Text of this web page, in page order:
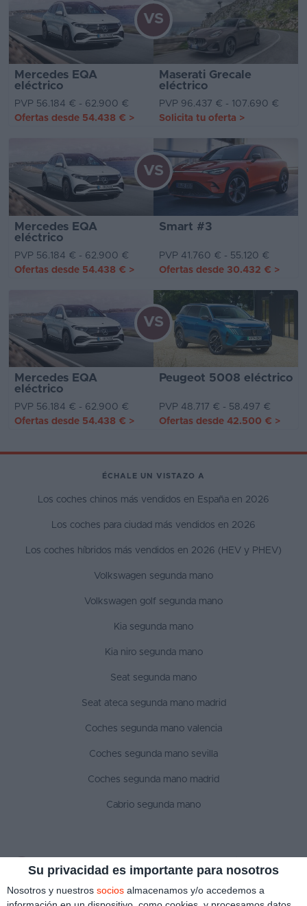
Su privacidad es importante para nosotros
Nosotros y nuestros socios almacenamos y/o accedemos a
Mercedes EQA
eléctrico
Maserati Grecale
eléctrico
VS
PVP 56.184 € - 62.900 €
PVP 96.437 € - 107.690 €
Ofertas desde 54.438 € > Solicita tu oferta >
Mercedes EQA
eléctrico
Smart #3
VS
PVP 56.184 € - 62.900 €
PVP 41.760 € - 55.120 €
Ofertas desde 54.438 € > Ofertas desde 30.432 € >
Mercedes EQA
eléctrico
Peugeot 5008 eléctrico
VS
PVP 56.184 € - 62.900 €
PVP 48.717 € - 58.497 €
Ofertas desde 54.438 € > Ofertas desde 42.500 € >
ÉCHALE UN VISTAZO A
Los coches chinos más vendidos en España en 2026
Los coches para ciudad más vendidos en 2026
Los coches híbridos más vendidos en 2026 (HEV y PHEV)
Volkswagen segunda mano
Volkswagen golf segunda mano
Kia segunda mano
Kia niro segunda mano
Seat segunda mano
Seat ateca segunda mano madrid
Coches segunda mano valencia
Coches segunda mano sevilla
Coches segunda mano madrid
Cabrio segunda mano
SÍGUENOS